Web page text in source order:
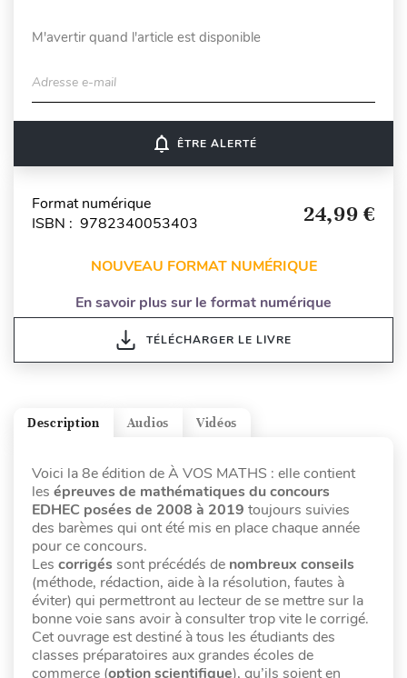
M'avertir quand l'article est disponible
Adresse e-mail
notifications_none ÊTRE ALERTÉ
Format numérique
ISBN : 9782340053403
24,99 €
NOUVEAU FORMAT NUMÉRIQUE
En savoir plus sur le format numérique
TÉLÉCHARGER LE LIVRE
Vidéos
Audios
Description
Voici la 8e édition de À VOS MATHS : elle contient
les épreuves de mathématiques du concours
EDHEC posées de 2008 à 2019 toujours suivies
des barèmes qui ont été mis en place chaque année
pour ce concours.
Les corrigés sont précédés de nombreux conseils
(méthode, rédaction, aide à la résolution, fautes à
éviter) qui permettront au lecteur de se mettre sur la
bonne voie sans avoir à consulter trop vite le corrigé.
Cet ouvrage est destiné à tous les étudiants des
classes préparatoires aux grandes écoles de
commerce (option scientifique), qu’ils soient en